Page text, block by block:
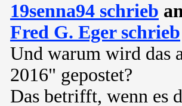
19senna94 schrieb
Fred G. Eger schrieb
Und warum wird das
2016" gepostet?
Das betrifft, wenn es